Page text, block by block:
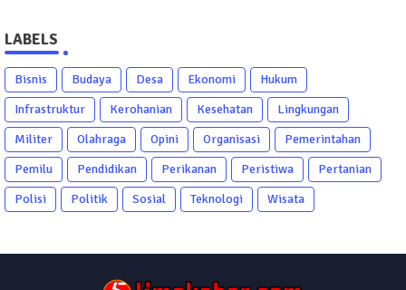
LABELS
Bisnis Budaya Desa Ekonomi
Hukum
Infrastruktur
Kerohanian Kesehatan
Lingkungan
Militer
Olahraga Opini Organisasi
Pemerintahan
Pemilu
Pendidikan Perikanan Peristiwa
Pertanian
Polisi
Politik Sosial Teknologi Wisata